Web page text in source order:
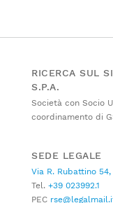
RICERCA SUL
S.P.A.
Società con Socio
coordinamento di
SEDE LEGALE
Via R. Rubattino
Tel. +39 023992.1
PEC